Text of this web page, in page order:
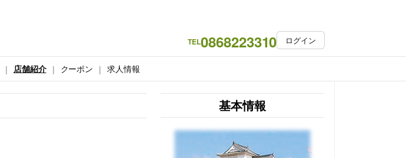
TEL0868223310 ログイン
店舗紹介 クーポン 求人情報
基本情報